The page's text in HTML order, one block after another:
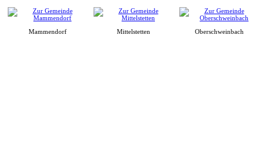
Mammendorf Mittelstetten Oberschweinbach